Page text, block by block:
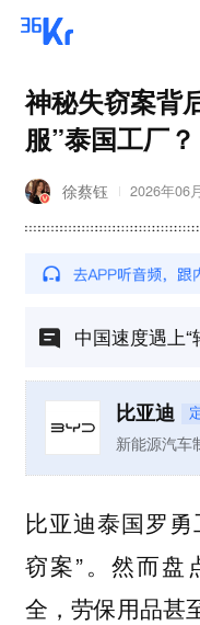
神秘失窃案背
服”泰国工厂
徐蔡钰 2026年06
中国速度遇上“
比亚迪
新能源汽车
比亚迪泰国罗
窃案”。然而盘
全，劳保用品甚